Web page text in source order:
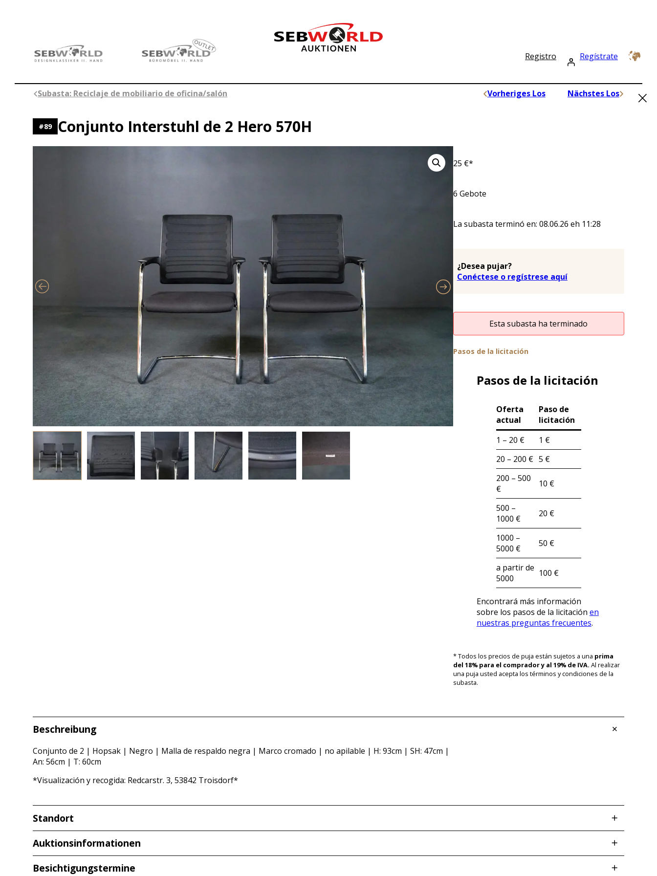
Registro Regístrate
Subasta: Reciclaje de mobiliario de oficina/salón Vorheriges Los Nächstes Los
#89 Conjunto Interstuhl de 2 Hero 570H
25 €*
6 Gebote
La subasta terminó en: 08.06.26 eh 11:28
¿Desea pujar?
Conéctese o regístrese aquí
Esta subasta ha terminado
Pasos de la licitación
Pasos de la licitación
Oferta
actual
Paso de
licitación
1 – 20 €
1 €
20 – 200 € 5 €
200 – 500
€
10 €
500 –
1000 €
20 €
1000 –
5000 €
50 €
a partir de
5000
100 €
Encontrará más información
sobre los pasos de la licitación en
nuestras preguntas frecuentes.
×
* Todos los precios de puja están sujetos a una prima
del 18% para el comprador y al 19% de IVA. Al realizar
una puja usted acepta los términos y condiciones de la
subasta.
Beschreibung
Conjunto de 2 | Hopsak | Negro | Malla de respaldo negra | Marco cromado | no apilable | H: 93cm | SH: 47cm |
An: 56cm | T: 60cm
*Visualización y recogida: Redcarstr. 3, 53842 Troisdorf*
Standort
Redcarstraße 3
53842 Troisdorf
Auktionsinformationen
Besichtigungstermine